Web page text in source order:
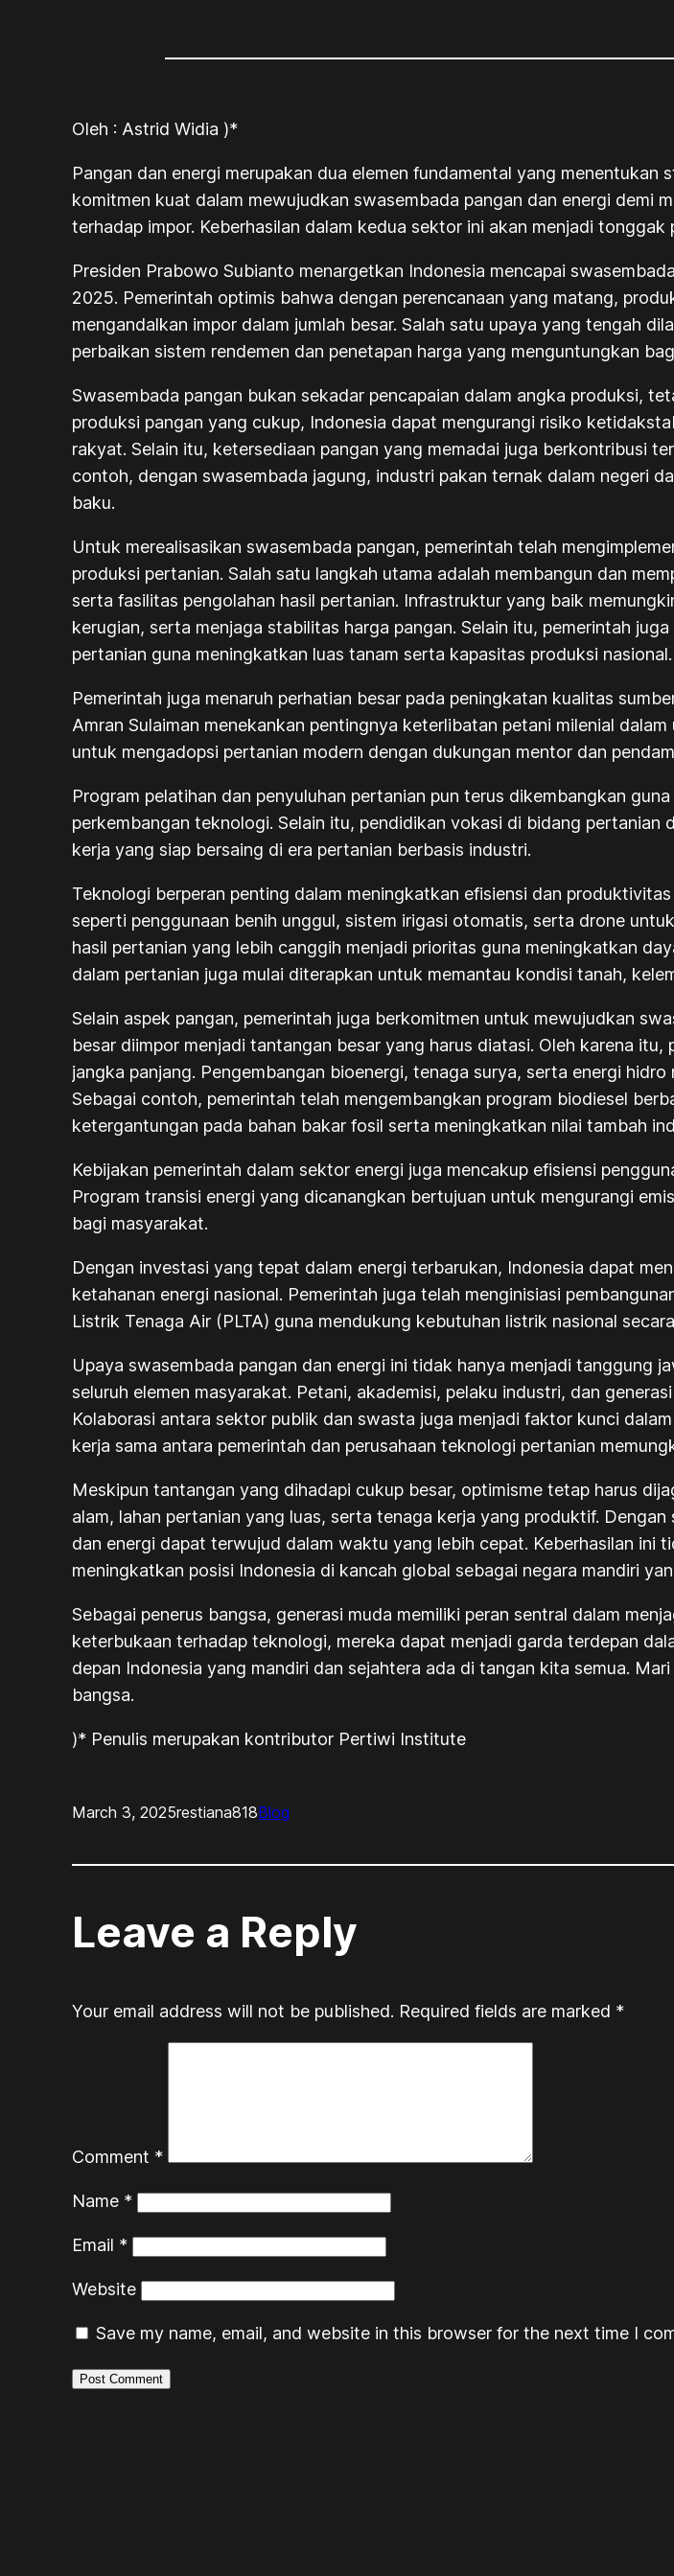
Oleh : Astrid Widia )*
Pangan dan energi merupakan dua elemen fundamental yang
komitmen kuat dalam mewujudkan swasembada pangan dan energi demi
terhadap impor. Keberhasilan dalam kedua sektor ini akan menjadi
Presiden Prabowo Subianto menargetkan Indonesia mencapai
2025. Pemerintah optimis bahwa dengan perencanaan yang matang,
mengandalkan impor dalam jumlah besar. Salah satu upaya yang tengah
perbaikan sistem rendemen dan penetapan harga yang menguntungkan
Swasembada pangan bukan sekadar pencapaian dalam angka produksi,
produksi pangan yang cukup, Indonesia dapat mengurangi risiko
rakyat. Selain itu, ketersediaan pangan yang memadai juga berkontribusi
contoh, dengan swasembada jagung, industri pakan ternak dalam negeri
baku.
Untuk merealisasikan swasembada pangan, pemerintah telah
produksi pertanian. Salah satu langkah utama adalah membangun dan
serta fasilitas pengolahan hasil pertanian. Infrastruktur yang baik
kerugian, serta menjaga stabilitas harga pangan. Selain itu, pemerintah
pertanian guna meningkatkan luas tanam serta kapasitas produksi nasional.
Pemerintah juga menaruh perhatian besar pada peningkatan kualitas
Amran Sulaiman menekankan pentingnya keterlibatan petani milenial
untuk mengadopsi pertanian modern dengan dukungan mentor dan
Program pelatihan dan penyuluhan pertanian pun terus dikembangkan
perkembangan teknologi. Selain itu, pendidikan vokasi di bidang
kerja yang siap bersaing di era pertanian berbasis industri.
Teknologi berperan penting dalam meningkatkan efisiensi dan
seperti penggunaan benih unggul, sistem irigasi otomatis, serta drone
hasil pertanian yang lebih canggih menjadi prioritas guna meningkatkan
dalam pertanian juga mulai diterapkan untuk memantau kondisi tanah,
Selain aspek pangan, pemerintah juga berkomitmen untuk mewujudkan
besar diimpor menjadi tantangan besar yang harus diatasi. Oleh karena
jangka panjang. Pengembangan bioenergi, tenaga surya, serta energi
Sebagai contoh, pemerintah telah mengembangkan program biodiesel
ketergantungan pada bahan bakar fosil serta meningkatkan nilai tambah
Kebijakan pemerintah dalam sektor energi juga mencakup efisiensi
Program transisi energi yang dicanangkan bertujuan untuk mengurangi
bagi masyarakat.
Dengan investasi yang tepat dalam energi terbarukan, Indonesia dapat
ketahanan energi nasional. Pemerintah juga telah menginisiasi
Listrik Tenaga Air (PLTA) guna mendukung kebutuhan listrik nasional
Upaya swasembada pangan dan energi ini tidak hanya menjadi tanggung
seluruh elemen masyarakat. Petani, akademisi, pelaku industri, dan
Kolaborasi antara sektor publik dan swasta juga menjadi faktor kunci
kerja sama antara pemerintah dan perusahaan teknologi pertanian
Meskipun tantangan yang dihadapi cukup besar, optimisme tetap harus
alam, lahan pertanian yang luas, serta tenaga kerja yang produktif.
dan energi dapat terwujud dalam waktu yang lebih cepat. Keberhasilan ini
meningkatkan posisi Indonesia di kancah global sebagai negara mandiri
Sebagai penerus bangsa, generasi muda memiliki peran sentral dalam
keterbukaan terhadap teknologi, mereka dapat menjadi garda terdepan
depan Indonesia yang mandiri dan sejahtera ada di tangan kita semua.
bangsa.
)* Penulis merupakan kontributor Pertiwi Institute
March 3, 2025restiana818Blog
Leave a Reply
Your email address will not be published. Required fields are marked *
Comment *
Name *
Email *
Website
Save my name, email, and website in this browser for the next time I